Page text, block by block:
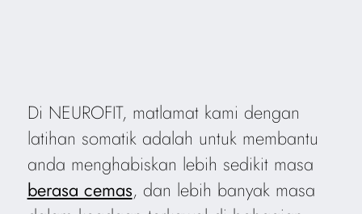
Di NEUROFIT, matlamat kami dengan
latihan somatik adalah untuk membantu
anda menghabiskan lebih sedikit masa
berasa cemas, dan lebih banyak masa